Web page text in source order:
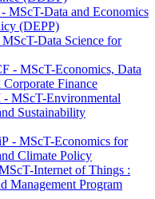
MScT-Data and Economics
(DEPP)
Data Science for
- MScT-Economics, Data
Finance
MScT-Environmental
Sustainability
- MScT-Economics for
Climate Policy
Internet of Things :
Management Program